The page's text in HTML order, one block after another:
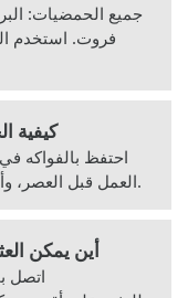
جميع الحمضيات:
فروت. استخدم
كيفية
احتفظ بالفواكه
العمل قبل العصر، وأدر الثمرة من جانب لآخر أثناء الاستخراج.
أين يمكن
اتصل